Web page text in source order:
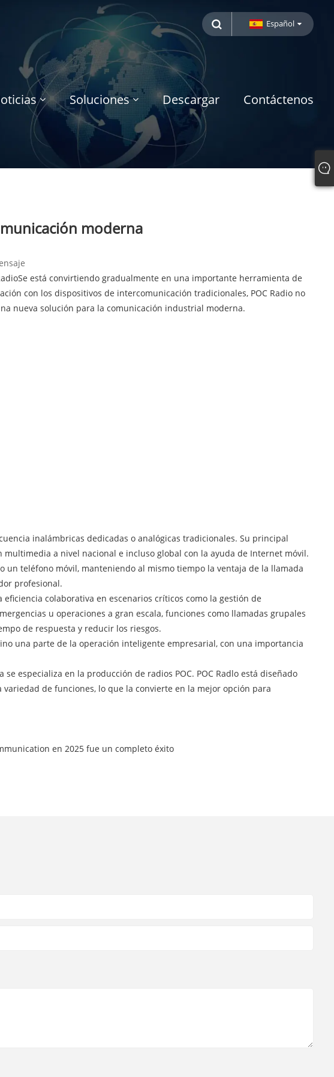
Español
Soluciones Descargar Contáctenos
moderna
Se está convirtiendo gradualmente en una importante herramienta de
con los dispositivos de intercomunicación tradicionales, POC Radio no
nueva solución para la comunicación industrial moderna.
inalámbricas dedicadas o analógicas tradicionales. Su principal
a nivel nacional e incluso global con la ayuda de Internet móvil.
un teléfono móvil, manteniendo al mismo tiempo la ventaja de la llamada
profesional.
colaborativa en escenarios críticos como la gestión de
u operaciones a gran escala, funciones como llamadas grupales
de respuesta y reducir los riesgos.
una parte de la operación inteligente empresarial, con una importancia
especializa en la producción de radios POC. POC Radlo está diseñado
de funciones, lo que la convierte en la mejor opción para
en 2025 fue un completo éxito